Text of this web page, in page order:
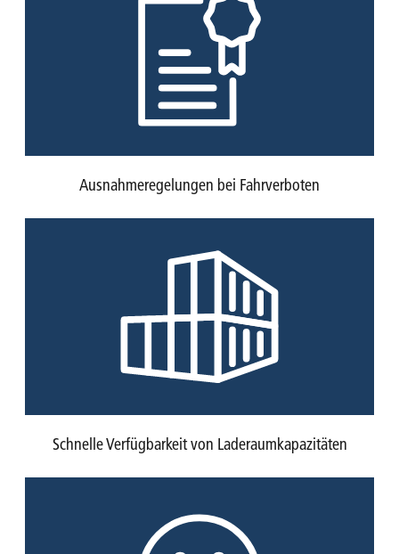
Ausnahmeregelungen bei Fahrverboten
Schnelle Verfügbarkeit von Laderaumkapazitäten